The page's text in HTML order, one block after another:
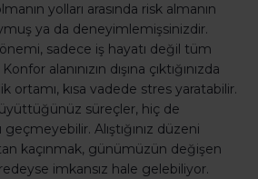
yolları arasında risk almanın
ya da deneyimlemişsinizdir.
önemi, sadece iş hayatı değil tüm
alanınızın dışına çıktığınızda
ortamı, kısa vadede stres yaratabilir.
süreçler, hiç de
Alıştığınız düzeni
kaçınmak, günümüzün değişen
imkansız hale gelebiliyor.